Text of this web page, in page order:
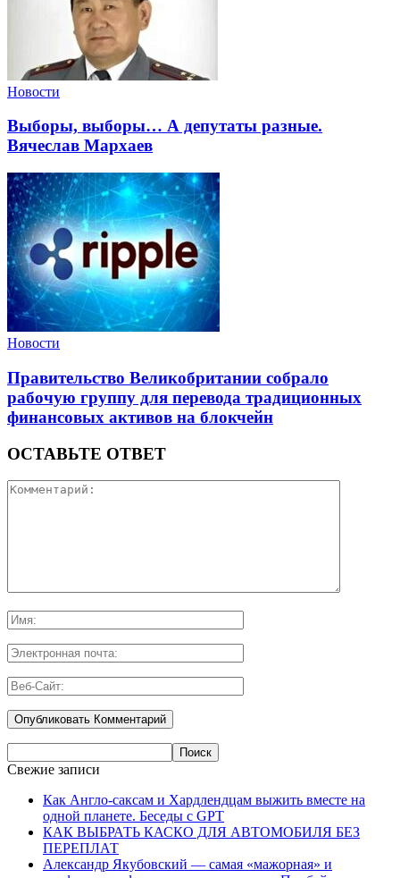
Новости
Выборы, выборы… А депутаты разные.
Вячеслав Мархаев
Новости
Правительство Великобритании собрало
рабочую группу для перевода традиционных
финансовых активов на блокчейн
ОСТАВЬТЕ ОТВЕТ
Свежие записи
Как Англо-саксам и Хардлендцам выжить вместе на
одной планете. Беседы с GPT
КАК ВЫБРАТЬ КАСКО ДЛЯ АВТОМОБИЛЯ БЕЗ
ПЕРЕПЛАТ
Александр Якубовский — самая «мажорная» и